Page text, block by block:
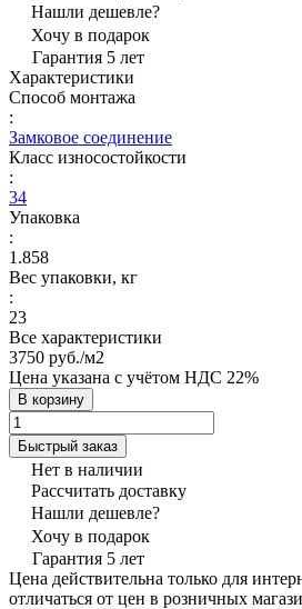
Нашли дешевле?
Хочу в подарок
Гарантия 5 лет
Характеристики
Способ монтажа
:
Замковое соединение
Класс износостойкости
:
34
Упаковка
:
1.858
Вес упаковки, кг
:
23
Все характеристики
3750 руб./м2
Цена указана с учётом НДС 22%
В корзину
Быстрый заказ
Нет в наличии
Рассчитать доставку
Нашли дешевле?
Хочу в подарок
Гарантия 5 лет
Цена действительна только для
отличаться от цен в розничных